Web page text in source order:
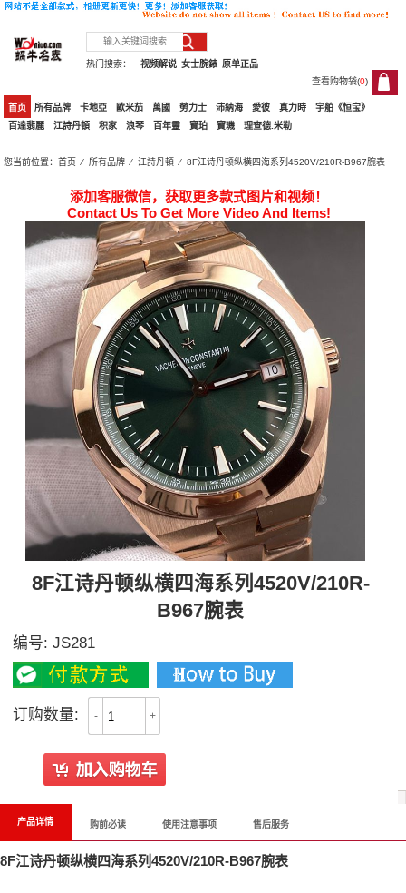
热门搜索： 原单正品
女士腕錶
视频解说
查看购物袋(0)
0
首页 所有品牌 卡地亞 歐米茄 萬國 勞力士 沛納海 愛彼 真力時
宇舶《恒宝》
百達翡麗
江詩丹頓 积家 浪琴 百年靈 寶珀 寶璣 理查德.米勒
您当前位置：首页 ⁄所有品牌 ⁄江詩丹頓 ⁄ 8F江诗丹顿纵横四海系列4520V/210R-B967腕表
添加客服微信，获取更多款式图片和视频！
Contact Us To Get More Video And Items!
8F江诗丹顿纵横四海系列4520V/210R-
B967腕表
编号:JS281
订购数量: - +
产品详情 购前必读 使用注意事项 售后服务
8F江诗丹顿纵横四海系列4520V/210R-B967腕表